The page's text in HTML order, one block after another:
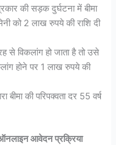
की सड़क दुर्घटना में बीमा
को 2 लाख रुपये की राशि दी
से विकलांग हो जाता है तो उसे
होने पर 1 लाख रुपये की
बीमा की परिपक्वता दर 55 वर्ष
ऑनलाइन आवेदन प्रक्रिया